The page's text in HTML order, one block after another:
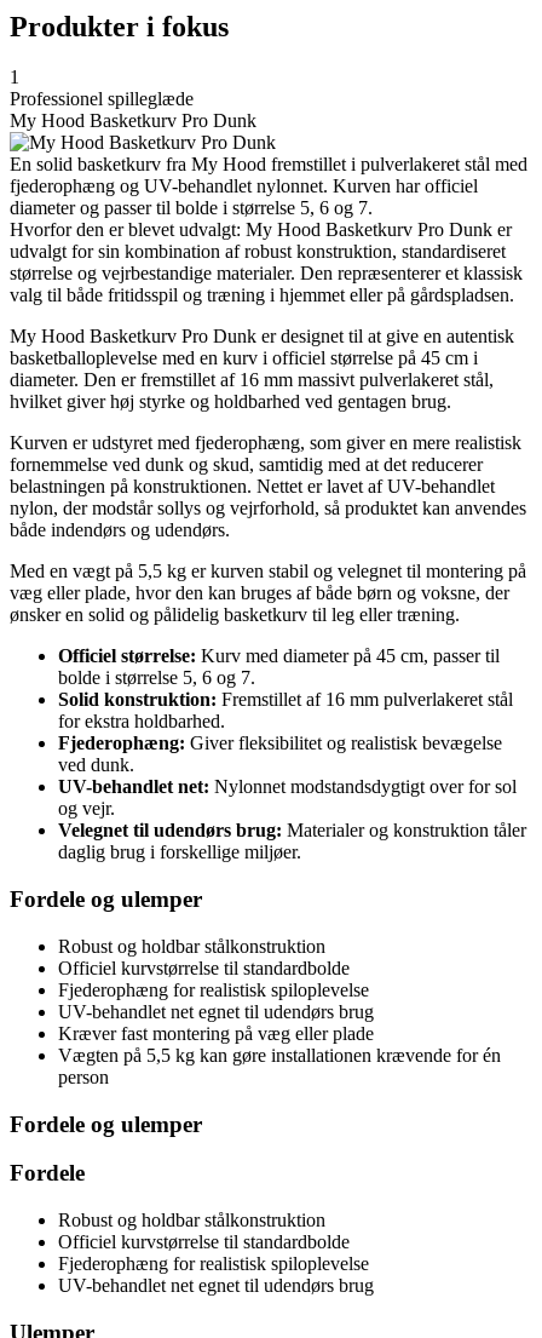
Produkter i fokus
1
Professionel spilleglæde
My Hood Basketkurv Pro Dunk
En solid basketkurv fra My Hood fremstillet i pulverlakeret stål med
fjederophæng og UV-behandlet nylonnet. Kurven har officiel
diameter og passer til bolde i størrelse 5, 6 og 7.
Hvorfor den er blevet udvalgt: My Hood Basketkurv Pro Dunk er
udvalgt for sin kombination af robust konstruktion, standardiseret
størrelse og vejrbestandige materialer. Den repræsenterer et klassisk
valg til både fritidsspil og træning i hjemmet eller på gårdspladsen.
My Hood Basketkurv Pro Dunk er designet til at give en autentisk
basketballoplevelse med en kurv i officiel størrelse på 45 cm i
diameter. Den er fremstillet af 16 mm massivt pulverlakeret stål,
hvilket giver høj styrke og holdbarhed ved gentagen brug.
Kurven er udstyret med fjederophæng, som giver en mere realistisk
fornemmelse ved dunk og skud, samtidig med at det reducerer
belastningen på konstruktionen. Nettet er lavet af UV-behandlet
nylon, der modstår sollys og vejrforhold, så produktet kan anvendes
både indendørs og udendørs.
Med en vægt på 5,5 kg er kurven stabil og velegnet til montering på
væg eller plade, hvor den kan bruges af både børn og voksne, der
ønsker en solid og pålidelig basketkurv til leg eller træning.
Officiel størrelse: Kurv med diameter på 45 cm, passer til
bolde i størrelse 5, 6 og 7.
Solid konstruktion: Fremstillet af 16 mm pulverlakeret stål
for ekstra holdbarhed.
Fjederophæng: Giver fleksibilitet og realistisk bevægelse
ved dunk.
UV-behandlet net: Nylonnet modstandsdygtigt over for sol
og vejr.
Velegnet til udendørs brug: Materialer og konstruktion tåler
daglig brug i forskellige miljøer.
Fordele og ulemper
Robust og holdbar stålkonstruktion
Officiel kurvstørrelse til standardbolde
Fjederophæng for realistisk spiloplevelse
UV-behandlet net egnet til udendørs brug
Kræver fast montering på væg eller plade
Vægten på 5,5 kg kan gøre installationen krævende for én
person
Fordele og ulemper
Fordele
Robust og holdbar stålkonstruktion
Officiel kurvstørrelse til standardbolde
Fjederophæng for realistisk spiloplevelse
UV-behandlet net egnet til udendørs brug
Ulemper